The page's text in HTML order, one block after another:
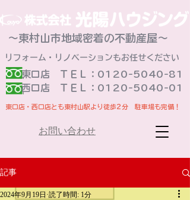
お問い合わせ
～東村山市地域密着の不動産屋～
東口店 ＴＥＬ：0120-5040-81
​西口店 ＴＥＬ：0120-5040-01
リフォーム・リノベーションもお任せください
東口店・西口店とも東村山駅より徒歩2分 駐車場も完備！
記事
2024年9月19日 読了時間: 1分